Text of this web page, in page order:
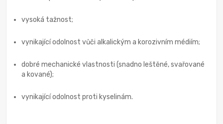
vysoká tažnost;
vynikající odolnost vůči alkalickým a korozivním médiím;
dobré mechanické vlastnosti (snadno leštěné, svařované
a kované);
vynikající odolnost proti kyselinám.